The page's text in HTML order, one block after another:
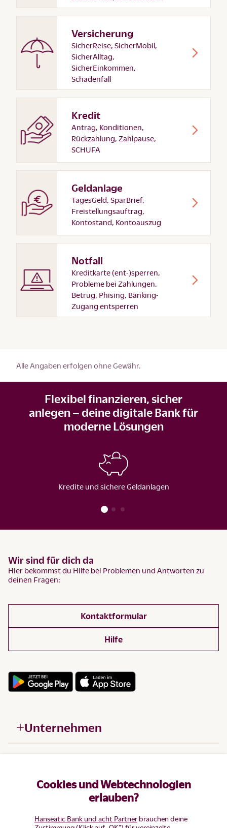
Cookies und Webtechnologien
erlauben?
Hanseatic Bank und acht Partnerbrauchen deine
Versicherung
SicherReise, SicherMobil,
SicherAlltag,
SicherEinkommen,
Schadenfall
Kredit
Antrag, Konditionen,
Rückzahlung, Zahlpause,
SCHUFA
Geldanlage
TagesGeld, SparBrief,
Freistellungsauftrag,
Kontostand, Kontoauszug
Notfall
Kreditkarte (ent-)sperren,
Probleme bei Zahlungen,
Betrug, Phising, Banking-
Zugang entsperren
Alle Angaben erfolgen ohne Gewähr.
Flexibel finanzieren, sicher
anlegen – deine digitale Bank für
moderne Lösungen
Kredite und sichere Geldanlagen
Wir sind für dich da
Hier bekommst du Hilfe bei Problemen und Antworten zu
deinen Fragen:
Kontaktformular
Hilfe
Unternehmen
Produkte